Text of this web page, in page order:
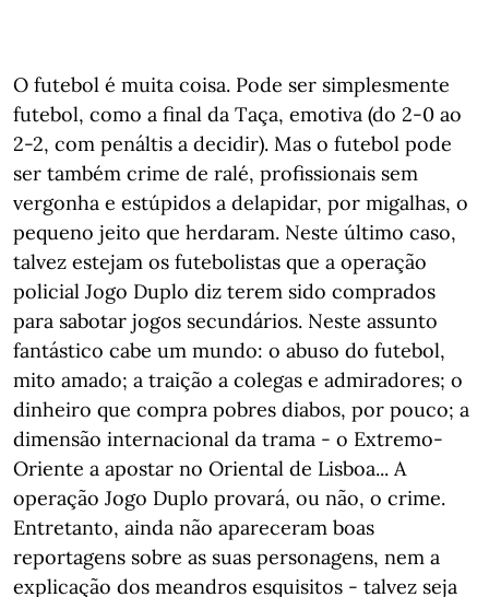
O futebol é muita coisa. Pode ser simplesmente
futebol, como a final da Taça, emotiva (do 2-0 ao
2-2, com penáltis a decidir). Mas o futebol pode
ser também crime de ralé, profissionais sem
vergonha e estúpidos a delapidar, por migalhas, o
pequeno jeito que herdaram. Neste último caso,
talvez estejam os futebolistas que a operação
policial Jogo Duplo diz terem sido comprados
para sabotar jogos secundários. Neste assunto
fantástico cabe um mundo: o abuso do futebol,
mito amado; a traição a colegas e admiradores; o
dinheiro que compra pobres diabos, por pouco; a
dimensão internacional da trama - o Extremo-
Oriente a apostar no Oriental de Lisboa... A
operação Jogo Duplo provará, ou não, o crime.
Entretanto, ainda não apareceram boas
reportagens sobre as suas personagens, nem a
explicação dos meandros esquisitos - talvez seja